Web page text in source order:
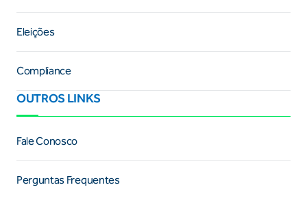
Eleições
Compliance
OUTROS LINKS
Fale Conosco
Perguntas Frequentes